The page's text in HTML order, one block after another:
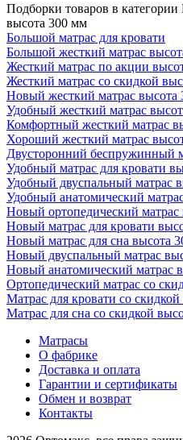
Подборки товаров в
высота 300 мм
Большой матрас для кровати
Большой жесткий матрас
Жесткий матрас по акции
Жесткий матрас со скидкой
Новый жесткий матрас высота
Удобный жесткий матрас
Комфортный жесткий матрас
Хороший жесткий матрас
Двусторонний беспружинный
Удобный матрас для кровати
Удобный двуспальный матрас
Удобный анатомический
Новый ортопедический
Новый матрас для кровати
Новый матрас для сна высота
Новый двуспальный матрас
Новый анатомический матрас
Ортопедический матрас со
Матрас для кровати со
Матрас для сна со скидкой
Матрасы
О фабрике
Доставка и оплата
Гарантии и сертификаты
Обмен и возврат
Контакты